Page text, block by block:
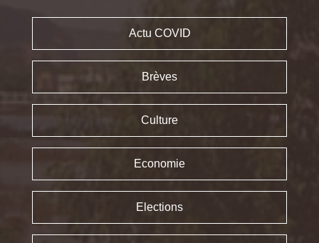
Actu COVID
Brèves
Culture
Economie
Elections